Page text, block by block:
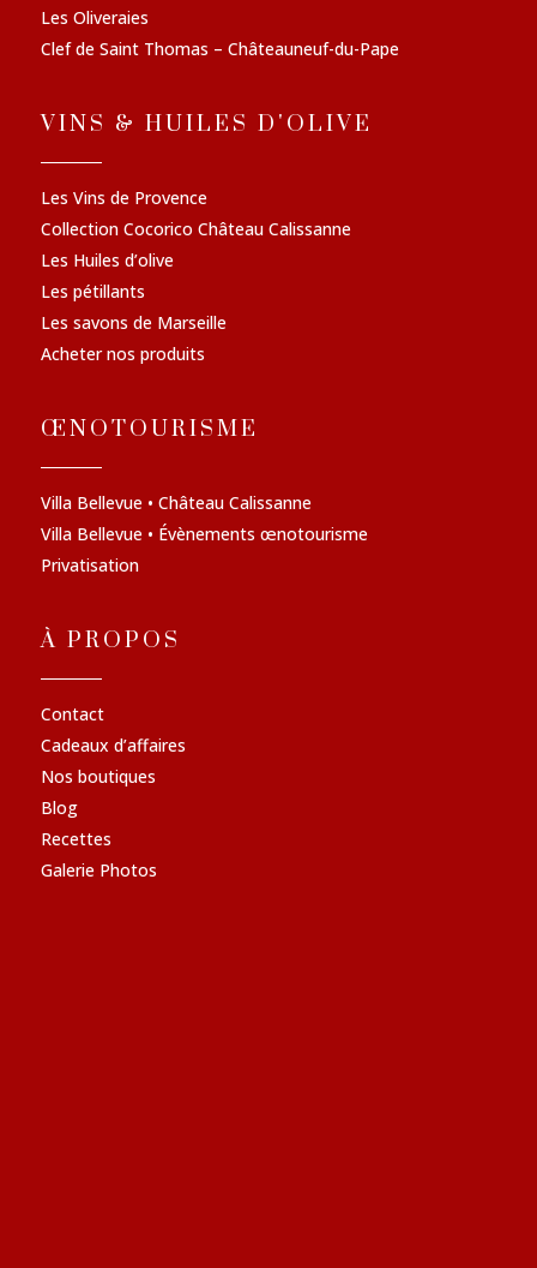
Les Oliveraies
Clef de Saint Thomas – Châteauneuf-du-Pape
VINS & HUILES D'OLIVE
Les Vins de Provence
Collection Cocorico Château Calissanne
Les Huiles d’olive
Les pétillants
Les savons de Marseille
Acheter nos produits
ŒNOTOURISME
Villa Bellevue • Château Calissanne
Villa Bellevue • Évènements œnotourisme
Privatisation
À PROPOS
Contact
Cadeaux d’affaires
Nos boutiques
Blog
Recettes
Galerie Photos